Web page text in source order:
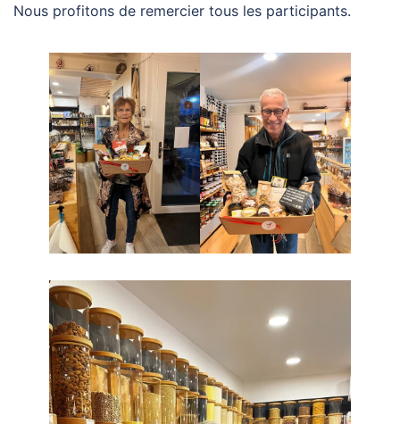
Nous profitons de remercier tous les participants.